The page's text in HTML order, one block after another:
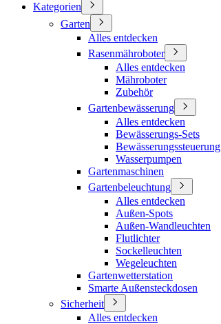
Kategorien
Garten
Alles entdecken
Rasenmähroboter
Alles entdecken
Mähroboter
Zubehör
Gartenbewässerung
Alles entdecken
Bewässerungs-Sets
Bewässerungssteuerung
Wasserpumpen
Gartenmaschinen
Gartenbeleuchtung
Alles entdecken
Außen-Spots
Außen-Wandleuchten
Flutlichter
Sockelleuchten
Wegeleuchten
Gartenwetterstation
Smarte Außensteckdosen
Sicherheit
Alles entdecken